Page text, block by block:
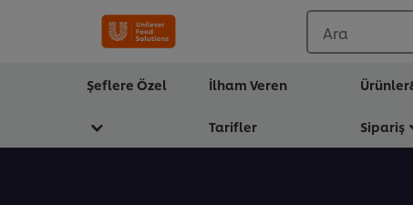
Ara
Şeflere Özel İlham Veren
Tarifler Sipariş